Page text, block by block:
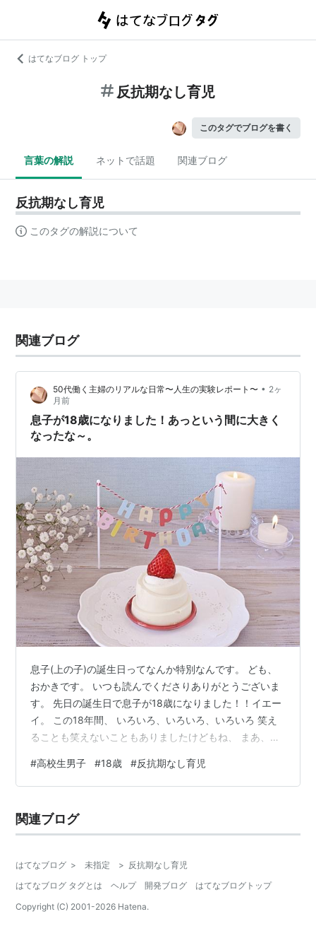
はてなブログ トップ
反抗期なし育児
このタグでブログを書く
言葉の解説 ネットで話題 関連ブログ
反抗期なし育児
このタグの解説について
関連ブログ
50代働く主婦のリアルな日常〜人生の実験レポート〜 • 2ヶ
月前
息子が18歳になりました！あっという間に大きく
なったな～。
息子(上の子)の誕生日ってなんか特別なんです。 ども、
おかきです。 いつも読んでくださりありがとうございま
す。 先日の誕生日で息子が18歳になりました！！イエー
イ。 この18年間、 いろいろ、いろいろ、いろいろ 笑え
ることも笑えないこともありましたけどもね、 まあ、元
も、私は子育てほぼしてませんけど。 リアルに中学生に
なったぐらいから、子育てとかはしてない感覚です。 い
かな。 私の子育てのゴールは「自立」だなと決定と覚悟
をしたのが、 彼が中学に入学した辺りからかなと思いま
#高校生男子 #18歳 #反抗期なし育児
関連ブログ
はてなブログ > 未指定 > 反抗期なし育児
はてなブログ タグとは
ヘルプ 開発ブログ
はてなブログトップ
Copyright (C) 2001-2026 Hatena.